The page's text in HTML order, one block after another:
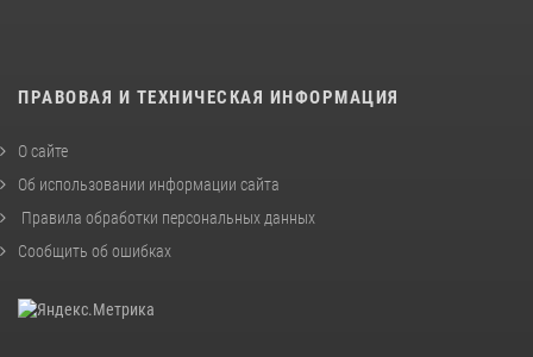
ПРАВОВАЯ И ТЕХНИЧЕСКАЯ ИНФОРМАЦИЯ
О сайте
Об использовании информации сайта
Правила обработки персональных данных
Сообщить об ошибках